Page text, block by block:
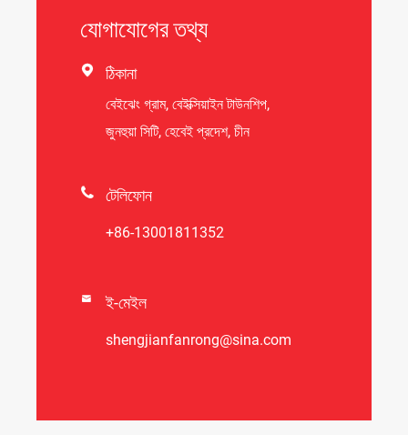
যোগাযোগের তথ্য
 ঠিকানা
বেইঝেং গ্রাম, বেইক্সিয়াইন টাউনশিপ,
জুনহুয়া সিটি, হেবেই প্রদেশ, চীন
 টেলিফোন
+86-13001811352
 ই-মেইল
shengjianfanrong@sina.com